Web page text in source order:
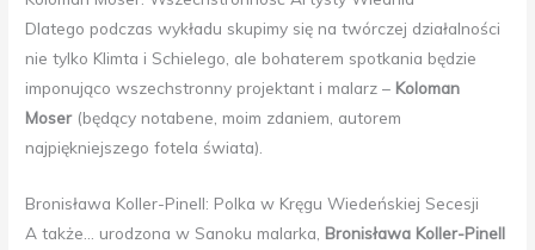
Dlatego podczas wykładu skupimy się na twórczej działalności
nie tylko Klimta i Schielego, ale bohaterem spotkania będzie
imponująco wszechstronny projektant i malarz – Koloman
Moser(będący notabene, moim zdaniem, autorem
najpiękniejszego fotela świata).
Bronisława Koller-Pinell: Polka w Kręgu Wiedeńskiej Secesji
A także… urodzona w Sanoku malarka, Bronisława Koller-Pinell